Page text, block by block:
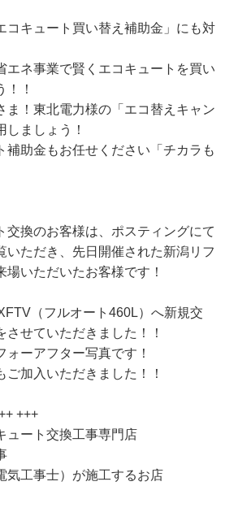
コキュート買い替え補助金」にも対
エネ事業で賢くエコキュートを買い
！！
ま！東北電力様の「エコ替えキャン
しましょう！
補助金もお任せください「チカラも
交換のお客様は、ポスティングにて
いただき、先日開催された新潟リフ
場いただいたお客様です！
（フルオート460L）へ新規交
させていただきました！！
ーアフター写真です！
ご加入いただきました！！
+++
ュート交換工事専門店
気工事士）が施工するお店